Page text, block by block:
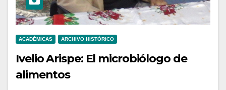
ACADÉMICAS ARCHIVO HISTÓRICO
Ivelio Arispe: El microbiólogo de
alimentos